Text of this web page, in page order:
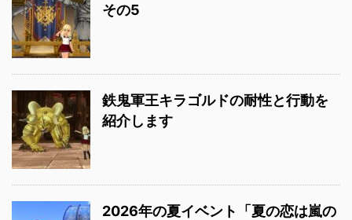
その5
鉄鬼軍王キラゴルドの耐性と行動を
紹介します
2026年の夏イベント「夏の恋は嵐の